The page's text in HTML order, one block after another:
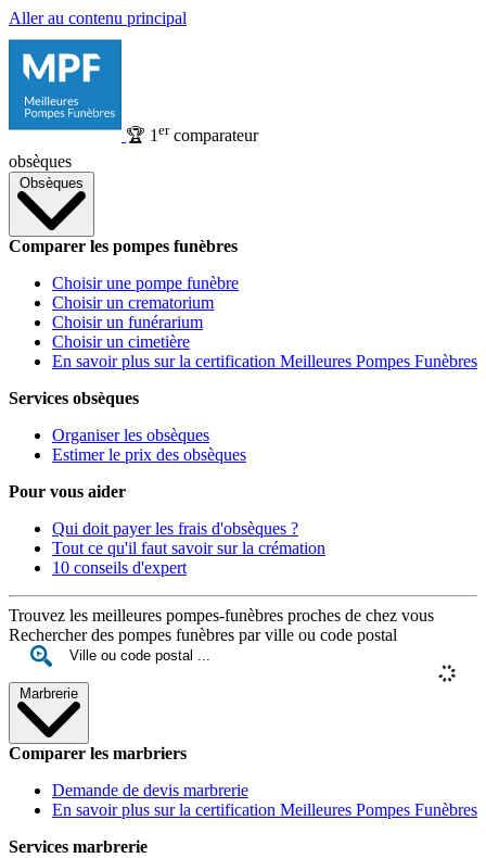
Aller au contenu principal
🏆 1 ercomparateur
obsèques
Obsèques
Comparer les pompes funèbres
Choisir une pompe funèbre
Choisir un crematorium
Choisir un funérarium
Choisir un cimetière
En savoir plus sur la certification Meilleures Pompes Funèbres
Services obsèques
Organiser les obsèques
Estimer le prix des obsèques
Pour vous aider
Qui doit payer les frais d'obsèques ?
Tout ce qu'il faut savoir sur la crémation
10 conseils d'expert
Trouvez les meilleures pompes-funèbres proches de chez vous
Rechercher des pompes funèbres par ville ou code postal
Marbrerie
Comparer les marbriers
Demande de devis marbrerie
En savoir plus sur la certification Meilleures Pompes Funèbres
Services marbrerie